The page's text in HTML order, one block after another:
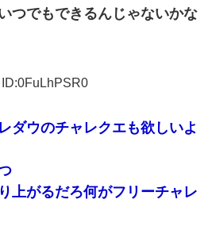
つでもできるんじゃないかな
ID:0FuLhPSR0
ダウのチャレクエも欲しいよ
上がるだろ何がフリーチャレ